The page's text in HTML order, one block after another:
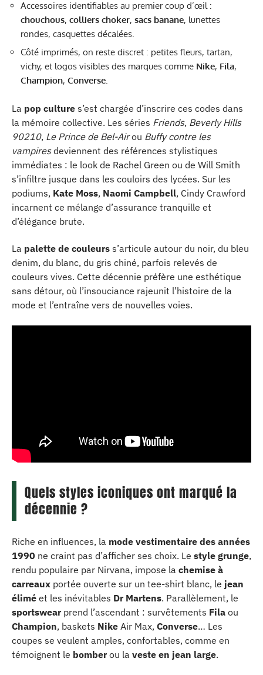
Accessoires identifiables au premier coup d’œil :
chouchous, colliers choker, sacs banane, lunettes
rondes, casquettes décalées.
Côté imprimés, on reste discret : petites fleurs, tartan,
vichy, et logos visibles des marques comme Nike, Fila,
Champion, Converse.
La pop culture s’est chargée d’inscrire ces codes dans
la mémoire collective. Les séries Friends, Beverly Hills
90210, Le Prince de Bel-Airou Buffy contre les
vampiresdeviennent des références stylistiques
immédiates : le look de Rachel Green ou de Will Smith
s’infiltre jusque dans les couloirs des lycées. Sur les
podiums, Kate Moss, Naomi Campbell, Cindy Crawford
incarnent ce mélange d’assurance tranquille et
d’élégance brute.
La palette de couleurs s’articule autour du noir, du bleu
denim, du blanc, du gris chiné, parfois relevés de
couleurs vives. Cette décennie préfère une esthétique
sans détour, où l’insouciance rajeunit l’histoire de la
mode et l’entraîne vers de nouvelles voies.
Quels styles iconiques ont marqué la
décennie ?
Riche en influences, la mode vestimentaire des années
1990 ne craint pas d’afficher ses choix. Le style grunge,
rendu populaire par Nirvana, impose la chemise à
carreaux portée ouverte sur un tee-shirt blanc, le jean
élimé et les inévitables Dr Martens. Parallèlement, le
sportswearprend l’ascendant : survêtements Fila ou
Champion, baskets Nike Air Max, Converse… Les
coupes se veulent amples, confortables, comme en
témoignent le bomberou la veste en jean large.